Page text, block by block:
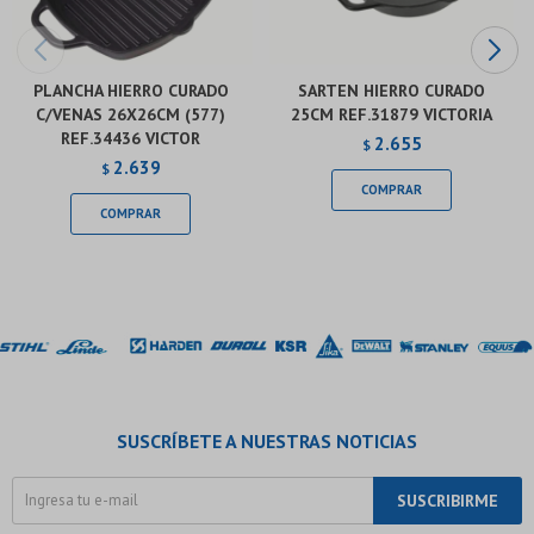
PLANCHA HIERRO CURADO
C/VENAS 26X26CM (577)
REF.34436 VICTOR
$ 2.639
SARTEN HIERRO CURADO
25CM REF.31879 VICTORIA
$ 2.655
SUSCRÍBETE A NUESTRAS NOTICIAS
SUSCRIBIRME